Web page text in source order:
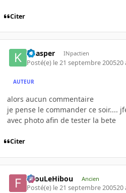
Citer
khasper INpactien
Posté(e) le 21 septembre 200520
AUTEUR
alors aucun commentaire
je pense le commander ce soir....
avec photo afin de tester la bete
Citer
FilouLeHibou Ancien
Posté(e) le 21 septembre 200520